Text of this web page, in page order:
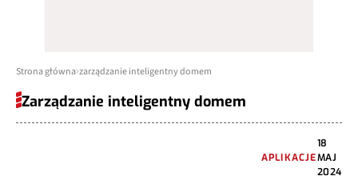
Strona główna zarządzanie inteligentny domem
Zarządzanie inteligentny domem
APLIKACJE
18
MAJ
2024